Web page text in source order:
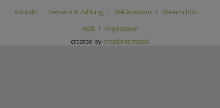
Kontakt
Versand & Zahlung Reklamation
Datenschutz
AGB
Impressum
created by creations media